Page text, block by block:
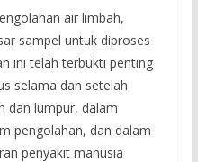
air limbah,
sampel untuk diproses
ini telah terbukti penting
selama dan setelah
dan lumpur, dalam
pengolahan, dan dalam
penyakit manusia